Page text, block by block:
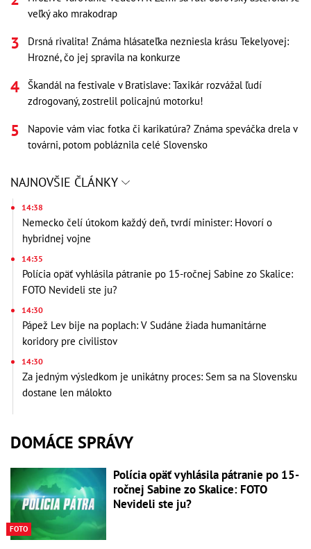
veľký ako mrakodrap
Drsná rivalita! Známa hlásateľka nezniesla krásu Tekelyovej:
Hrozné, čo jej spravila na konkurze
Škandál na festivale v Bratislave: Taxikár rozvážal ľudí
zdrogovaný, zostrelil policajnú motorku!
Napovie vám viac fotka či karikatúra? Známa speváčka drela v
továrni, potom pobláznila celé Slovensko
NAJNOVŠIE ČLÁNKY
14:38
Nemecko čelí útokom každý deň, tvrdí minister: Hovorí o
hybridnej vojne
14:35
Polícia opäť vyhlásila pátranie po 15-ročnej Sabine zo Skalice:
FOTO Nevideli ste ju?
14:30
Pápež Lev bije na poplach: V Sudáne žiada humanitárne
koridory pre civilistov
14:30
Za jedným výsledkom je unikátny proces: Sem sa na Slovensku
dostane len málokto
DOMÁCE SPRÁVY
FOTO
Polícia opäť vyhlásila pátranie po 15-
ročnej Sabine zo Skalice: FOTO
Nevideli ste ju?